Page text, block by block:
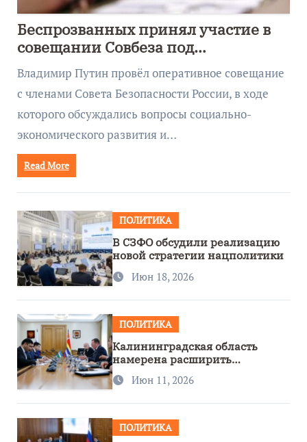
Беспрозванных принял участие в
совещании Совбеза под
руководством Путина
Владимир Путин провёл оперативное совещание
с членами Совета Безопасности России, в ходе
которого обсуждались вопросы социально-
экономического развития и…
Read More
ПОЛИТИКА
В СЗФО обсудили реализацию
новой стратегии нацполитики
Июн 18, 2026
ПОЛИТИКА
Калининградская область
намерена расширить
сотрудничество с Узбекистаном
Июн 11, 2026
ПОЛИТИКА